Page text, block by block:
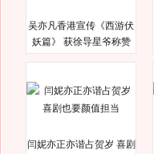
吴亦凡香港宣传《西游伏
妖篇》 获徐导星爷称赞
闫妮亦正亦谐占贺岁 喜剧